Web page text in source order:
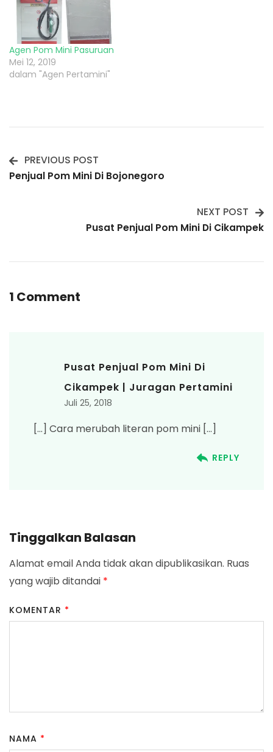
Agen Pom Mini Pasuruan
Mei 12, 2019
dalam "Agen Pertamini"
Post
PREVIOUS POST
Penjual Pom Mini Di Bojonegoro
NEXT POST
Pusat Penjual Pom Mini Di Cikampek
1 Comment
Pusat Penjual Pom Mini Di
Cikampek | Juragan Pertamini
Juli 25, 2018
[…] Cara merubah literan pom mini […]
REPLY
Tinggalkan Balasan
Alamat email Anda tidak akan dipublikasikan. Ruas
yang wajib ditandai *
KOMENTAR *
NAMA *